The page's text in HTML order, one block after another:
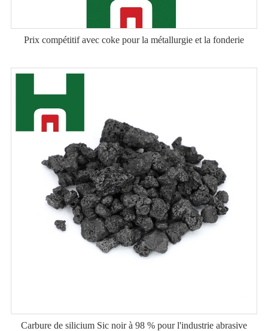
Prix ​​compétitif avec coke pour la métallurgie et la fonderie
Carbure de silicium Sic noir à 98 % pour l'industrie abrasive